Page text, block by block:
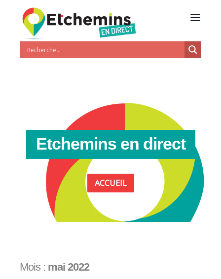
Etchemins en direct
ACCUEIL
Mois : mai 2022